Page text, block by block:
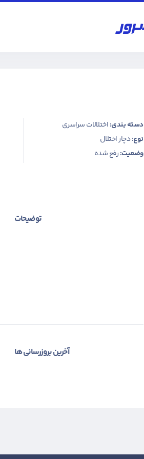
دسته بندی:اختلالات سراسری
نوع:دچار اختلال
وضعیت:رفع شده
توضیحات
آخرین بروزرسانی ها